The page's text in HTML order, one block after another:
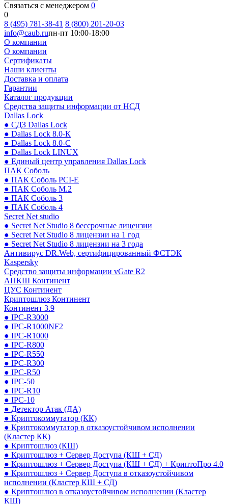
Связаться с менеджером 0
0
8 (495) 781-38-41 8 (800) 201-20-03
info@caub.ruпн-пт 10:00-18:00
О компании
О компании
Сертификаты
Наши клиенты
Доставка и оплата
Гарантии
Каталог продукции
Средства защиты информации от НСД
Dallas Lock
● СДЗ Dallas Lock
● Dallas Lock 8.0-К
● Dallas Lock 8.0-С
● Dallas Lock LINUX
● Единый центр управления Dallas Lock
ПАК Соболь
● ПАК Соболь PCI-E
● ПАК Соболь М.2
● ПАК Соболь 3
● ПАК Соболь 4
Secret Net studio
● Secret Net Studio 8 бессрочные лицензии
● Secret Net Studio 8 лицензии на 1 год
● Secret Net Studio 8 лицензии на 3 года
Антивирус DR.Web, сертифицированный ФСТЭК
Kaspersky
Средство защиты информации vGate R2
АПКШ Континент
ЦУС Континент
Криптошлюз Континент
Континент 3.9
● IPC-R3000
● IPC-R1000NF2
● IPC-R1000
● IPC-R800
● IPC-R550
● IPC-R300
● IPC-R50
● IPC-50
● IPC-R10
● IPC-10
● Детектор Атак (ДА)
● Криптокоммутатор (КК)
● Криптокоммутатор в отказоустойчивом исполнении
(Кластер КК)
● Криптошлюз (КШ)
● Криптошлюз + Сервер Доступа (КШ + СД)
● Криптошлюз + Сервер Доступа (КШ + СД) + КриптоПро 4.0
● Криптошлюз + Сервер Доступа в отказоустойчивом
исполнении (Кластер КШ + СД)
● Криптошлюз в отказоустойчивом исполнении (Кластер
КШ)